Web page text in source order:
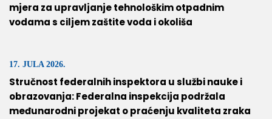
mjera za upravljanje tehnološkim otpadnim
vodama s ciljem zaštite voda i okoliša
17. JULA 2026.
Stručnost federalnih inspektora u službi nauke i
obrazovanja: Federalna inspekcija podržala
međunarodni projekat o praćenju kvaliteta zraka